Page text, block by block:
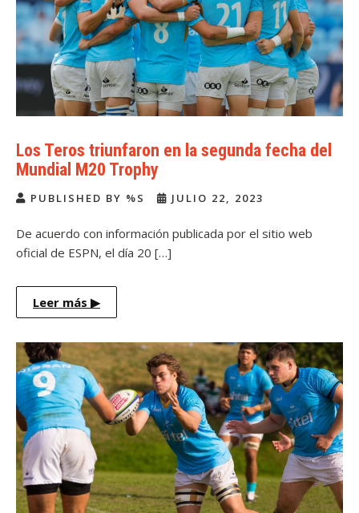
Los Teros triunfaron en la segunda fecha del
Mundial M20 Trophy
PUBLISHED BY %S JULIO 22, 2023
De acuerdo con información publicada por el sitio web
oficial de ESPN, el día 20 […]
Leer más ▶